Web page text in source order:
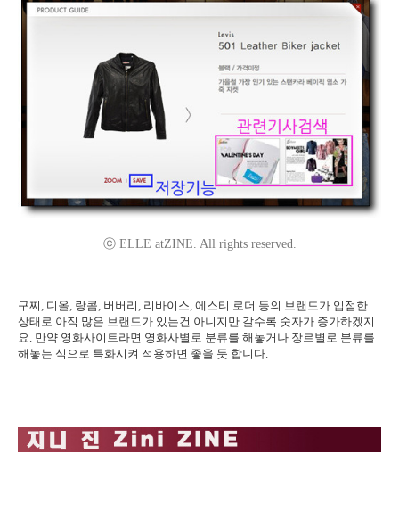
ⓒ ELLE atZINE. All rights reserved.
구찌, 디올, 랑콤, 버버리, 리바이스, 에스티 로더 등의 브랜드가 입점한
상태로 아직 많은 브랜드가 있는건 아니지만 갈수록 숫자가 증가하겠지
요. 만약 영화사이트라면 영화사별로 분류를 해놓거나 장르별로 분류를
해놓는 식으로 특화시켜 적용하면 좋을 듯 합니다.